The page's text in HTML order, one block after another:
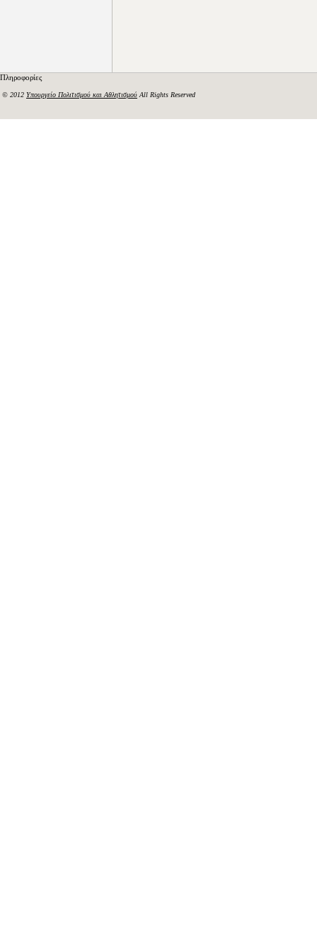
Πληροφορίες
© 2012 Υπουργείο Πολιτισμού και Αθλητισμού All Rights Reserved